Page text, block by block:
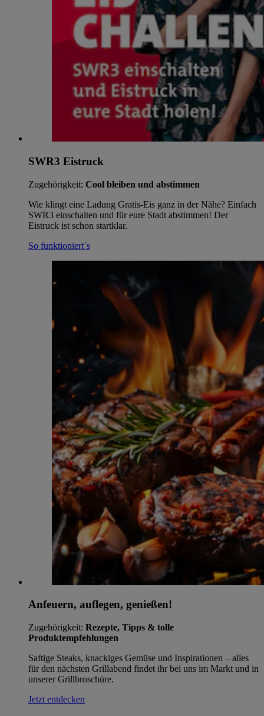
SWR3 Eistruck
Zugehörigkeit: Cool bleiben und abstimmen
Wie klingt eine Ladung Gratis-Eis ganz in der Nähe? Einfach
SWR3 einschalten und für eure Stadt abstimmen! Der
Eistruck ist schon startklar.
So funktioniert´s
Anfeuern, auflegen, genießen!
Zugehörigkeit: Rezepte, Tipps & tolle
Produktempfehlungen
Saftige Steaks, knackiges Gemüse und Inspirationen – alles
für den nächsten Grillabend findet ihr bei uns im Markt und in
unserer Grillbroschüre.
Jetzt entdecken